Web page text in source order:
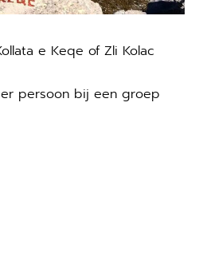
e Keqe of Zli Kolac
persoon bij een groep